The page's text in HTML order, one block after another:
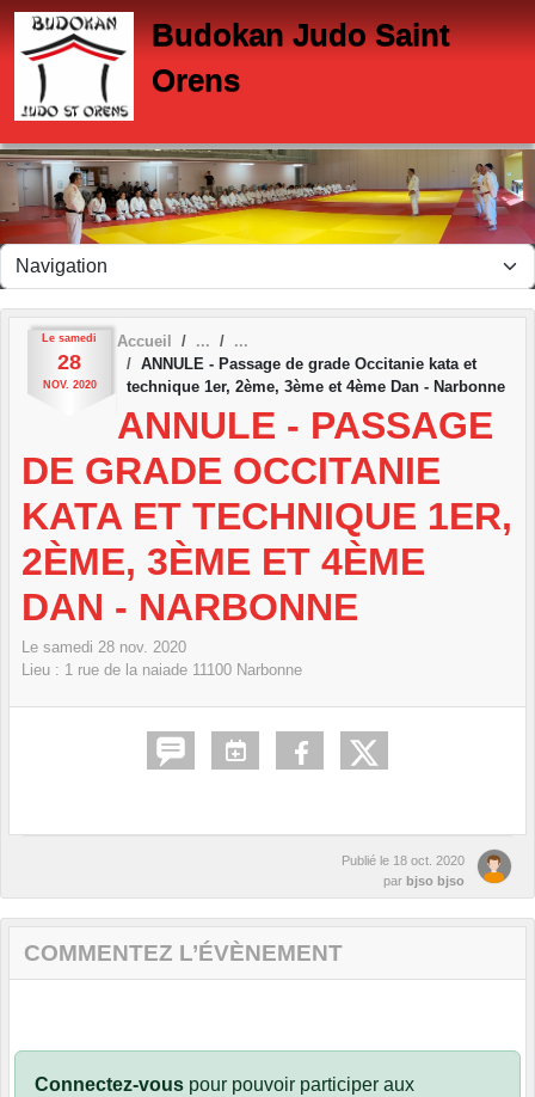
Budokan Judo Saint
Orens
Le samedi
28
NOV. 2020
Accueil
ANNULE - Passage de grade Occitanie kata et
technique 1er, 2ème, 3ème et 4ème Dan - Narbonne
ANNULE - PASSAGE
DE GRADE OCCITANIE
KATA ET TECHNIQUE 1ER,
2ÈME, 3ÈME ET 4ÈME
DAN - NARBONNE
Le samedi 28 nov. 2020
Lieu : 1 rue de la naiade 11100 Narbonne
Publié le 18 oct. 2020
par bjso bjso
COMMENTEZ L’ÉVÈNEMENT
Connectez-vous pour pouvoir participer aux
Panneau de gestion des cookies